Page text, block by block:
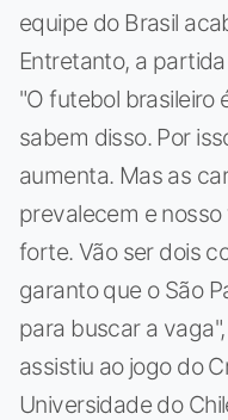
equipe do Brasil
Entretanto, a
"O futebol brasileiro
sabem disso. Por
aumenta. Mas as
prevalecem e
forte. Vão ser dois
garanto que o São
para buscar a
assistiu ao jogo do
Universidade do